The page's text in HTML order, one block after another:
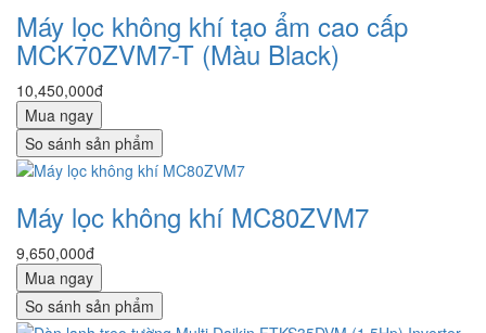
Máy lọc không khí tạo ẩm cao cấp
MCK70ZVM7-T (Màu Black)
10,450,000đ
Mua ngay
So sánh sản phẩm
Máy lọc không khí MC80ZVM7
9,650,000đ
Mua ngay
So sánh sản phẩm